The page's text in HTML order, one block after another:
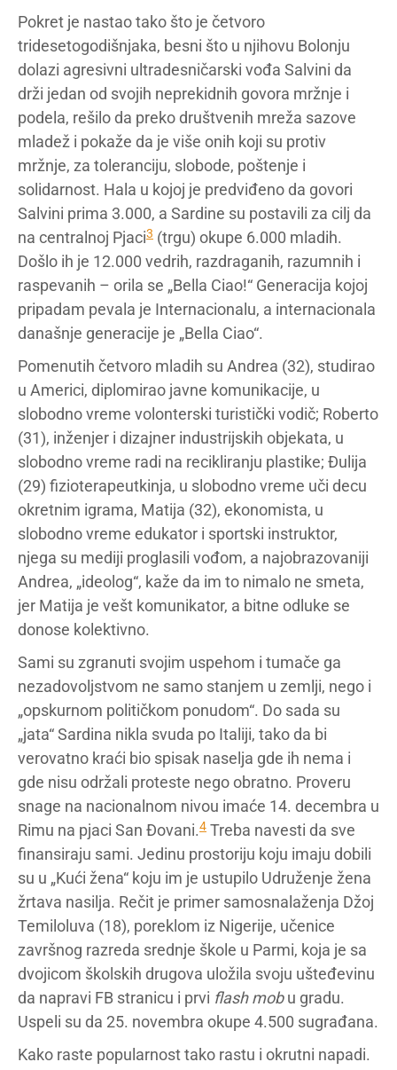
Pokret je nastao tako što je četvoro
tridesetogodišnjaka, besni što u njihovu Bolonju
dolazi agresivni ultradesničarski vođa Salvini da
drži jedan od svojih neprekidnih govora mržnje i
podela, rešilo da preko društvenih mreža sazove
mladež i pokaže da je više onih koji su protiv
mržnje, za toleranciju, slobode, poštenje i
solidarnost. Hala u kojoj je predviđeno da govori
Salvini prima 3.000, a Sardine su postavili za cilj da
na centralnoj Pjaci3 (trgu) okupe 6.000 mladih.
Došlo ih je 12.000 vedrih, razdraganih, razumnih i
raspevanih – orila se „Bella Ciao!“ Generacija kojoj
pripadam pevala je Internacionalu, a internacionala
današnje generacije je „Bella Ciao“.
Pomenutih četvoro mladih su Andrea (32), studirao
u Americi, diplomirao javne komunikacije, u
slobodno vreme volonterski turistički vodič; Roberto
(31), inženjer i dizajner industrijskih objekata, u
slobodno vreme radi na recikliranju plastike; Đulija
(29) fizioterapeutkinja, u slobodno vreme uči decu
okretnim igrama, Matija (32), ekonomista, u
slobodno vreme edukator i sportski instruktor,
njega su mediji proglasili vođom, a najobrazovaniji
Andrea, „ideolog“, kaže da im to nimalo ne smeta,
jer Matija je vešt komunikator, a bitne odluke se
donose kolektivno.
Sami su zgranuti svojim uspehom i tumače ga
nezadovoljstvom ne samo stanjem u zemlji, nego i
„opskurnom političkom ponudom“. Do sada su
„jata“ Sardina nikla svuda po Italiji, tako da bi
verovatno kraći bio spisak naselja gde ih nema i
gde nisu održali proteste nego obratno. Proveru
snage na nacionalnom nivou imaće 14. decembra u
Rimu na pjaci San Đovani.4 Treba navesti da sve
finansiraju sami. Jedinu prostoriju koju imaju dobili
su u „Kući žena“ koju im je ustupilo Udruženje žena
žrtava nasilja. Rečit je primer samosnalaženja Džoj
Temiloluva (18), poreklom iz Nigerije, učenice
završnog razreda srednje škole u Parmi, koja je sa
dvojicom školskih drugova uložila svoju ušteđevinu
da napravi FB stranicu i prvi flash mobu gradu.
Uspeli su da 25. novembra okupe 4.500 sugrađana.
Kako raste popularnost tako rastu i okrutni napadi.